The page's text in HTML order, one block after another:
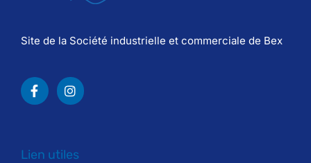
Site de la Société industrielle et commerciale de Bex
Lien utiles